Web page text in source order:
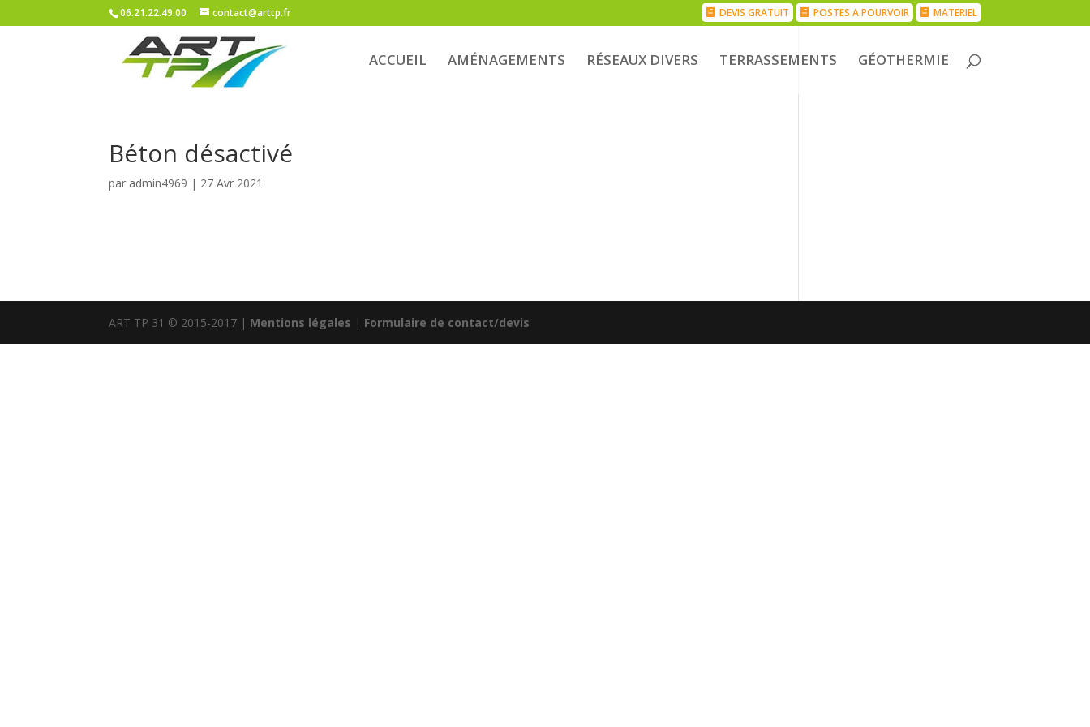
06.21.22.49.00 contact@arttp.fr DEVIS GRATUIT POSTES A POURVOIR MATERIEL
ACCUEIL AMÉNAGEMENTS RÉSEAUX DIVERS TERRASSEMENTS GÉOTHERMIE
Béton désactivé
par admin4969 | 27 Avr 2021
ART TP 31 © 2015-2017 | Mentions légales | Formulaire de contact/devis